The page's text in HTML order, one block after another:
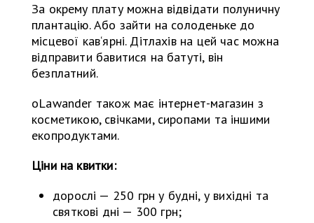
За окрему плату можна відвідати полуничну
плантацію. Або зайти на солоденьке до
місцевої кав‘ярні. Дітлахів на цей час можна
відправити бавитися на батуті, він
безплатний.
oLawander також має інтернет-магазин з
косметикою, свічками, сиропами та іншими
екопродуктами.
Ціни на квитки:
дорослі — 250 грн у будні, у вихідні та
святкові дні — 300 грн;